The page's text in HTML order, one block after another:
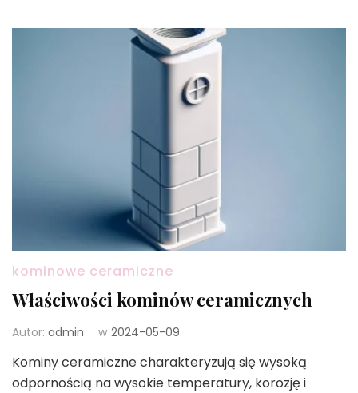
kominowe ceramiczne
Właściwości kominów ceramicznych
Autor: admin w 2024-05-09
Kominy ceramiczne charakteryzują się wysoką
odpornością na wysokie temperatury, korozję i